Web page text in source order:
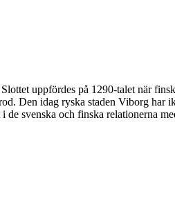
uppfördes på 1290-talet när
Den idag ryska staden Viborg har
svenska och finska relationerna